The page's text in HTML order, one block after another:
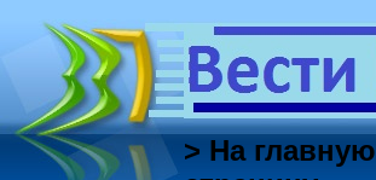
> На главную